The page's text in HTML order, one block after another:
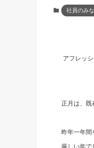
社員のみ
アフレッ
正月は、既
昨年一年間
厳しい年で